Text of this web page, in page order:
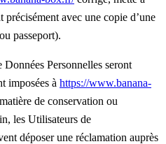
avec une copie d’une
passeport).
Données Personnelles seront
imposées à https://www.banana-
de conservation ou
les Utilisateurs de
déposer une réclamation auprès